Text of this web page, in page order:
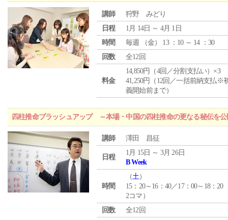
講師
狩野 みどり
日程
1月 14日 ～ 4月 1日
時間
毎週 （金） 13 ：10 ～ 14 ：30
回数
全12回
料金
14,850円（4回／分割支払い）×3
41,250円（12回／一括前納支払※
義開始前まで）
四柱推命ブラッシュアップ ～本場・中国の四柱推命の更なる秘伝を
講師 澤田 昌征
日程
1月 15日 ～ 3月 26日
B Week
時間
（土）
15：20～16：40／17：00～18：20
2コマ）
回数
全12回